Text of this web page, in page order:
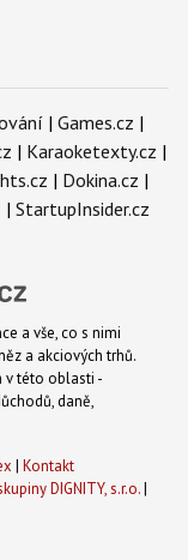
| Games.cz |
| Karaoketexty.cz |
| Dokina.cz |
| StartupInsider.cz
a vše, co s nimi
a akciových trhů.
v této oblasti -
daně,
| Kontakt
DIGNITY, s.r.o.|